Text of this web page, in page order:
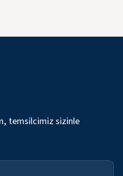
temsilcimiz sizinle